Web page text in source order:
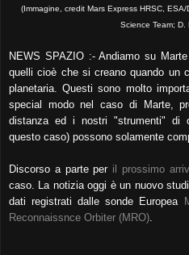
(Immagine, credit Mars Express HRSC,
Science Team;
NEWS SPAZIO :- Andiamo su
quelli cioè che si creano quando un
planetaria. Questi sono molto
special modo nel caso di Marte,
distanza ed i nostri "strumenti" di
questo caso) possono solamente
Discorso a parte per il prossimo
caso. La notizia oggi è un nuovo
dati registrati dalle sonde Europea
Reconnaissnce Orbiter (MRO)